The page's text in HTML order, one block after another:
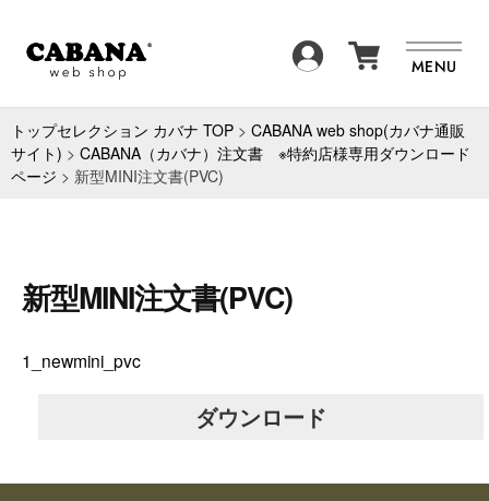
MENU
商品一覧
BRAND
ITEM
CONTACT
トップセレクション カバナ TOP > CABANA web shop(カバナ通販
サイト) > CABANA（カバナ）注文書 ※特約店様専用ダウンロード
ページ > 新型MINI注文書(PVC)
新型MINI注文書(PVC)
1_newmini_pvc
ダウンロード